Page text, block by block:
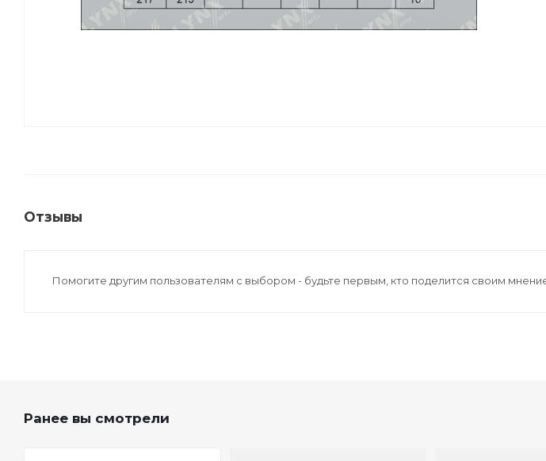
Отзывы
Помогите другим пользователям с выбором - будьте первым, кто поделится своим
Ранее вы смотрели